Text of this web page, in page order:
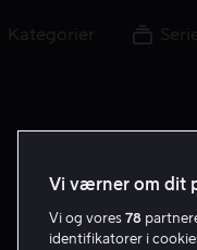
Kategorier
Vi værner om dit
Vi og vores 78
identifikatorer i